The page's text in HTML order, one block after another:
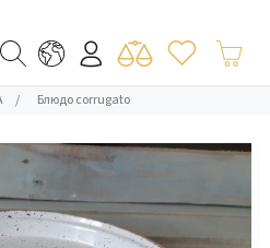
/ Блюдо corrugato